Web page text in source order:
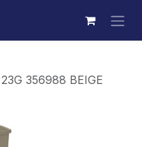
356988 BEIGE